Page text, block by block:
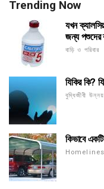
Trending Now
যখন
জন্য পশুদের
বাড়ি ও পরিবার
যিকির কি?
বুদ্ধিজীবী
কিভাবে